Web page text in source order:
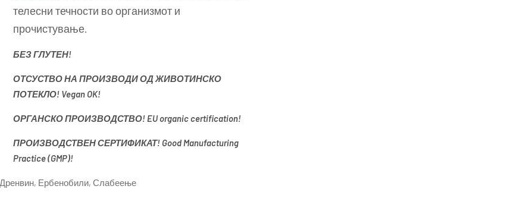
телесни течности во организмот и
прочистување.
БЕЗ ГЛУТЕН!
ОТСУСТВО НА ПРОИЗВОДИ ОД ЖИВОТИНСКО
ПОТЕКЛО! Vegan OK!
ОРГАНСКО ПРОИЗВОДСТВО! EU organic certification!
ПРОИЗВОДСТВЕН СЕРТИФИКАТ! Good Manufacturing
Practice (GMP)!
Дренвин, Ербенобили, Слабеење